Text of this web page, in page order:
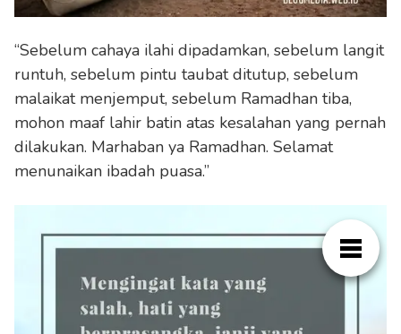
“Sebelum cahaya ilahi dipadamkan, sebelum langit
runtuh, sebelum pintu taubat ditutup, sebelum
malaikat menjemput, sebelum Ramadhan tiba,
mohon maaf lahir batin atas kesalahan yang pernah
dilakukan. Marhaban ya Ramadhan. Selamat
menunaikan ibadah puasa.”